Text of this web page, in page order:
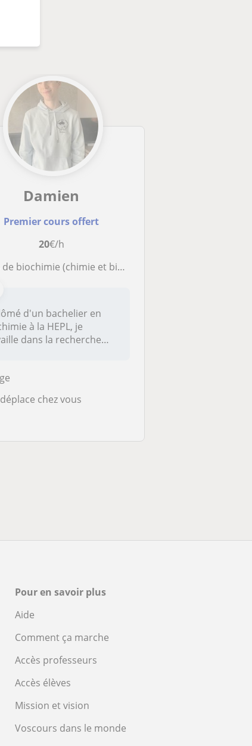
Damien
Premier cours offert
20€/h
(chimie et biologie) pour le supérieur et le secondaire
d'un bachelier en
à la HEPL, je
dans la recherche
chez vous
Pour en savoir plus
Aide
Comment ça marche
Accès professeurs
Accès élèves
Mission et vision
Voscours dans le monde